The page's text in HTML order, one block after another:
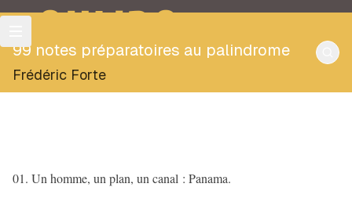
OULIPO
99 notes préparatoires au palindrome
Frédéric Forte
01. Un homme, un plan, un canal : Panama.